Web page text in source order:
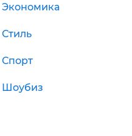
Экономика
Стиль
Спорт
Шоубиз